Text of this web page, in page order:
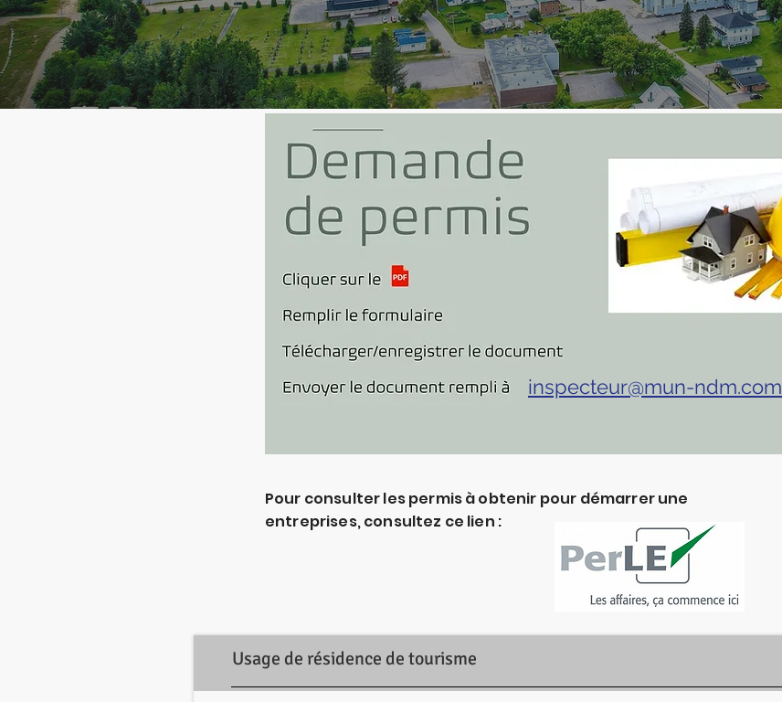
inspecteur@mun-ndm.com
Pour consulter les permis à obtenir pour démarrer une
entreprises, consultez ce lien :
Usage de résidence de tourisme